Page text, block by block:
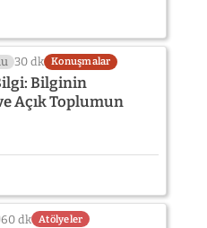
30 dk Konuşmalar
Bilginin
Açık Toplumun
60 dk Atölyeler